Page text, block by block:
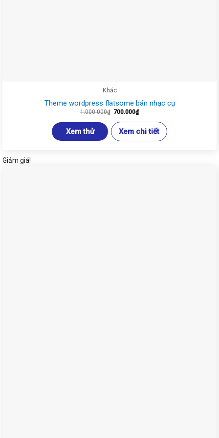
Khác
Theme wordpress flatsome bán nhạc cụ
1.000.000₫ Giá
là:
1.000.000₫.
700.000₫Giá
hiện
tại
là:
700.000₫.
Xem thử Xem chi tiết
Giảm giá!